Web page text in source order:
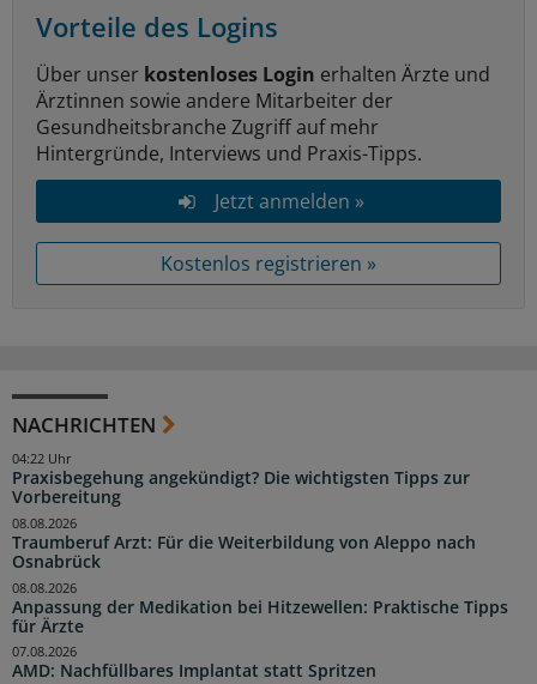
Vorteile des Logins
Über unser kostenloses Login erhalten Ärzte und
Ärztinnen sowie andere Mitarbeiter der
Gesundheitsbranche Zugriff auf mehr
Hintergründe, Interviews und Praxis-Tipps.
Jetzt anmelden »
Kostenlos registrieren »
NACHRICHTEN
Praxisbegehung angekündigt? Die wichtigsten Tipps zur
Vorbereitung
04:22 Uhr
Traumberuf Arzt: Für die Weiterbildung von Aleppo nach
Osnabrück
08.08.2026
Anpassung der Medikation bei Hitzewellen: Praktische Tipps
für Ärzte
08.08.2026
AMD: Nachfüllbares Implantat statt Spritzen
07.08.2026